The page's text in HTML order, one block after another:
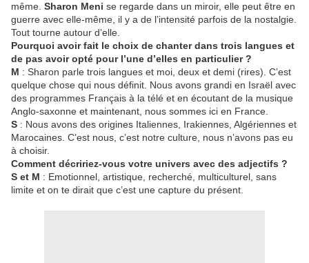
même. Sharon Meni se regarde dans un miroir, elle peut être en
guerre avec elle-même, il y a de l’intensité parfois de la nostalgie.
Tout tourne autour d’elle.
Pourquoi avoir fait le choix de chanter dans trois langues et
de pas avoir opté pour l’une d’elles en particulier ?
M : Sharon parle trois langues et moi, deux et demi (rires). C’est
quelque chose qui nous définit. Nous avons grandi en Israël avec
des programmes Français à la télé et en écoutant de la musique
Anglo-saxonne et maintenant, nous sommes ici en France.
S : Nous avons des origines Italiennes, Irakiennes, Algériennes et
Marocaines. C’est nous, c’est notre culture, nous n’avons pas eu
à choisir.
Comment décririez-vous votre univers avec des adjectifs ?
S et M : Emotionnel, artistique, recherché, multiculturel, sans
limite et on te dirait que c’est une capture du présent.